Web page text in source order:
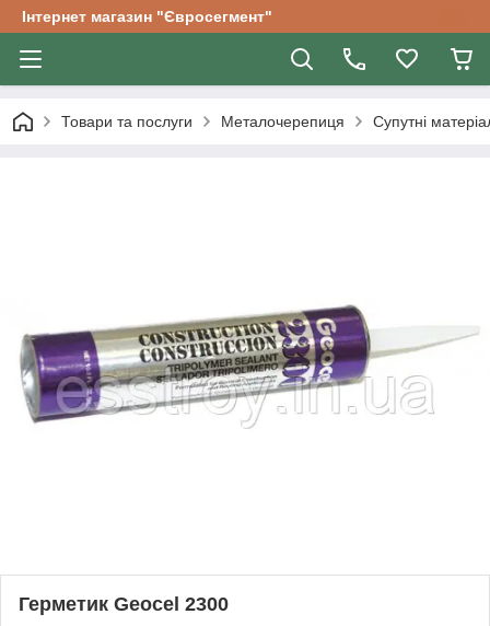
Інтернет магазин "Євросегмент"
Товари та послуги Металочерепиця Супутні
Герметик Geocel 2300